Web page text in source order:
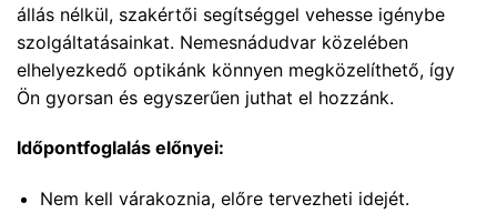
állás nélkül, szakértői segítséggel vehesse igénybe
szolgáltatásainkat. Nemesnádudvar közelében
elhelyezkedő optikánk könnyen megközelíthető, így
Ön gyorsan és egyszerűen juthat el hozzánk.
Időpontfoglalás előnyei:
Nem kell várakoznia, előre tervezheti idejét.